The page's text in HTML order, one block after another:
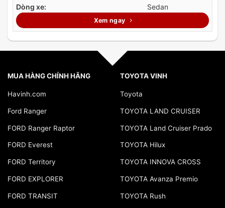
Dòng xe:
Sedan
Xem ngay
MUA HÀNG CHÍNH HÃNG
Havinh.com
Ford Ranger
FORD Ranger Raptor
FORD Everest
FORD Territory
FORD EXPLORER
FORD TRANSIT
TOYOTA VINH
Toyota
TOYOTA LAND CRUISER
TOYOTA Land Cruiser Prado
TOYOTA Hilux
TOYOTA INNOVA CROSS
TOYOTA Avanza Premio
TOYOTA Rush